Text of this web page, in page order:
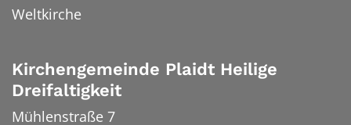
Weltkirche
Kirchengemeinde Plaidt Heilige
Dreifaltigkeit
Mühlenstraße 7